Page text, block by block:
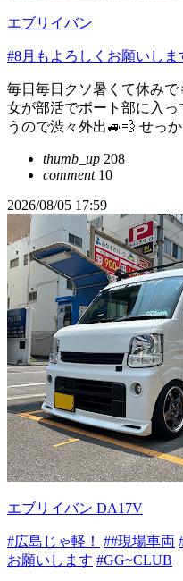
エブリイバン
#8月もよろしくお願いしま
毎日毎日クソ暑くて休み
女が部活でボート部に入
うので渋々外出🚙💨 せっ
thumb_up 208
comment10
2026/08/05 17:59
エブリイバン DA17V
#広島じゃ軽！ ##現場車両
お願いします #GG~CLUB